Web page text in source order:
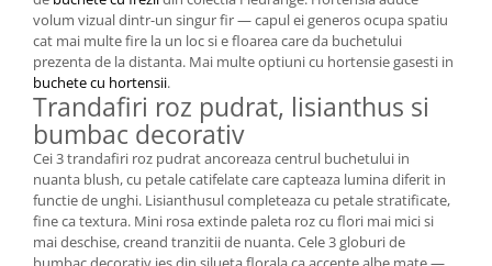
volum vizual dintr-un singur fir — capul ei generos ocupa spatiu
cat mai multe fire la un loc si e floarea care da buchetului
prezenta de la distanta. Mai multe optiuni cu hortensie gasesti in
buchete cu hortensii.
Trandafiri roz pudrat, lisianthus si
bumbac decorativ
Cei 3 trandafiri roz pudrat ancoreaza centrul buchetului in
nuanta blush, cu petale catifelate care capteaza lumina diferit in
functie de unghi. Lisianthusul completeaza cu petale stratificate,
fine ca textura. Mini rosa extinde paleta roz cu flori mai mici si
mai deschise, creand tranzitii de nuanta. Cele 3 globuri de